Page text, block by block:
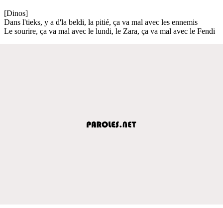
[Dinos]
Dans l'tieks, y a d'la beldi, la pitié, ça va mal avec les ennemis
Le sourire, ça va mal avec le lundi, le Zara, ça va mal avec le Fendi